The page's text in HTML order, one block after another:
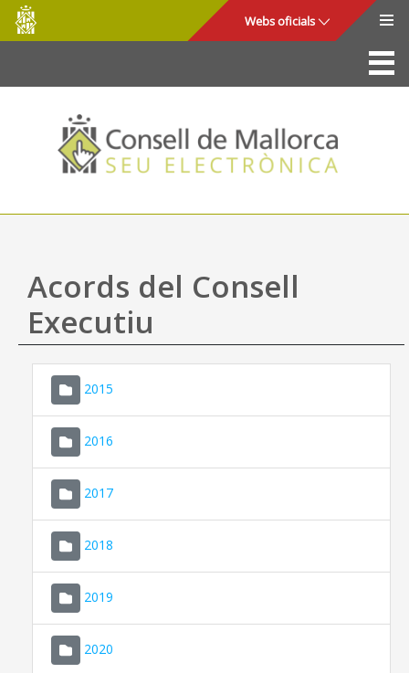
Salta al contingut principal
Consell
de
Mallorca
Webs oficials
La Seu
Consell de Mallorca
Accés i seguretat
Utilitats
Ajuda
Acords del Consell
Executiu
2015
2016
2017
2018
2019
2020